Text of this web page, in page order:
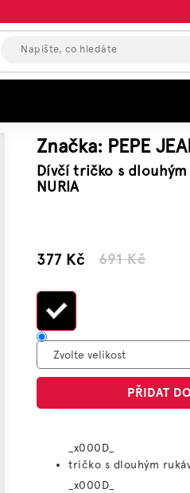
Dívčí tričko s dlouhým
NURIA
Značka: PEPE
691 Kč
377 Kč Měrná
PŘIDAT
_x000D_
tričko s dlouhým
_x000D_